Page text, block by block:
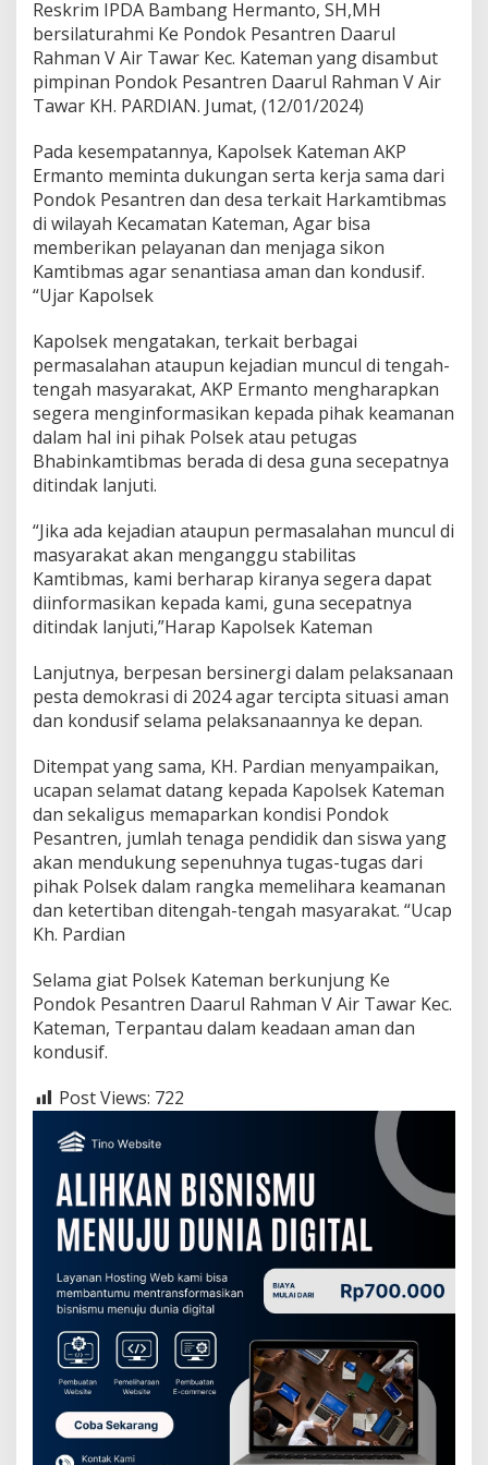
m
K
e
P
d
o
k
P
s
a
r
e
n
D
a
a
r
u
l
a
h
m
a
n
V
i
r
T
a
a
r
Reskrim IPDA Bambang Hermanto, SH,MH
bersilaturahmi Ke Pondok Pesantren Daarul
Rahman V Air Tawar Kec. Kateman yang disambut
pimpinan Pondok Pesantren Daarul Rahman V Air
Tawar KH. PARDIAN. Jumat, (12/01/2024)
Pada kesempatannya, Kapolsek Kateman AKP
Ermanto meminta dukungan serta kerja sama dari
Pondok Pesantren dan desa terkait Harkamtibmas
di wilayah Kecamatan Kateman, Agar bisa
memberikan pelayanan dan menjaga sikon
Kamtibmas agar senantiasa aman dan kondusif.
“Ujar Kapolsek
Kapolsek mengatakan, terkait berbagai
permasalahan ataupun kejadian muncul di tengah-
tengah masyarakat, AKP Ermanto mengharapkan
segera menginformasikan kepada pihak keamanan
dalam hal ini pihak Polsek atau petugas
Bhabinkamtibmas berada di desa guna secepatnya
ditindak lanjuti.
“Jika ada kejadian ataupun permasalahan muncul di
masyarakat akan menganggu stabilitas
Kamtibmas, kami berharap kiranya segera dapat
diinformasikan kepada kami, guna secepatnya
ditindak lanjuti,”Harap Kapolsek Kateman
Lanjutnya, berpesan bersinergi dalam pelaksanaan
pesta demokrasi di 2024 agar tercipta situasi aman
dan kondusif selama pelaksanaannya ke depan.
Ditempat yang sama, KH. Pardian menyampaikan,
ucapan selamat datang kepada Kapolsek Kateman
dan sekaligus memaparkan kondisi Pondok
Pesantren, jumlah tenaga pendidik dan siswa yang
akan mendukung sepenuhnya tugas-tugas dari
pihak Polsek dalam rangka memelihara keamanan
dan ketertiban ditengah-tengah masyarakat. “Ucap
Kh. Pardian
Selama giat Polsek Kateman berkunjung Ke
Pondok Pesantren Daarul Rahman V Air Tawar Kec.
Kateman, Terpantau dalam keadaan aman dan
kondusif.
Post Views: 722